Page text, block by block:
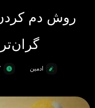
روش دم
ادمین